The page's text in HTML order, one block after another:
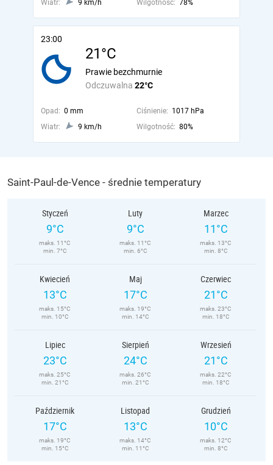
Wiatr: 9 km/h Wilgotność: 78%
23:00
21°C
Odczuwalna 22°C
Prawie bezchmurnie
Opad: 0 mm Ciśnienie: 1017 hPa
Wiatr:
9 km/h Wilgotność: 80%
Saint-Paul-de-Vence - średnie temperatury
Styczeń
9°C
maks. 11°C
min. 7°C
Luty
9°C
maks. 11°C
min. 6°C
Marzec
11°C
maks. 13°C
min. 8°C
Kwiecień
13°C
maks. 15°C
min. 10°C
Maj
17°C
maks. 19°C
min. 14°C
Czerwiec
21°C
maks. 23°C
min. 18°C
Lipiec
23°C
maks. 25°C
min. 21°C
Sierpień
24°C
maks. 26°C
min. 21°C
Wrzesień
21°C
maks. 22°C
min. 18°C
Październik
17°C
maks. 19°C
min. 15°C
Listopad
13°C
maks. 14°C
min. 11°C
Grudzień
10°C
maks. 12°C
min. 8°C